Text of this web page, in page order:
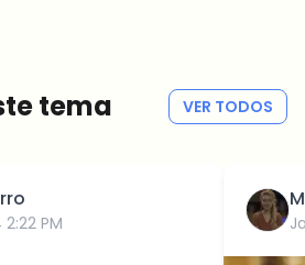
tema VER TODOS
PM